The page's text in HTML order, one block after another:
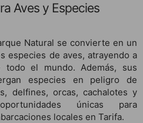
Aves y Especies
Natural se convierte en un
especies de aves, atrayendo a
todo el mundo. Además, sus
especies en peligro de
delfines, orcas, cachalotes y
únicas para
locales en Tarifa.